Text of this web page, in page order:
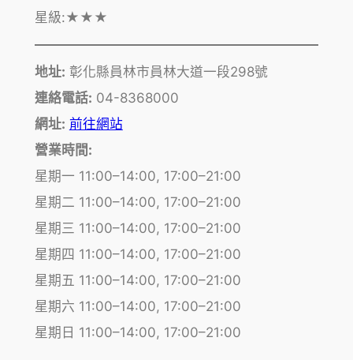
星級:★★★
地址: 彰化縣員林市員林大道一段298號
連絡電話: 04-8368000
網址: 前往網站
營業時間:
星期一 11:00–14:00, 17:00–21:00
星期二 11:00–14:00, 17:00–21:00
星期三 11:00–14:00, 17:00–21:00
星期四 11:00–14:00, 17:00–21:00
星期五 11:00–14:00, 17:00–21:00
星期六 11:00–14:00, 17:00–21:00
星期日 11:00–14:00, 17:00–21:00